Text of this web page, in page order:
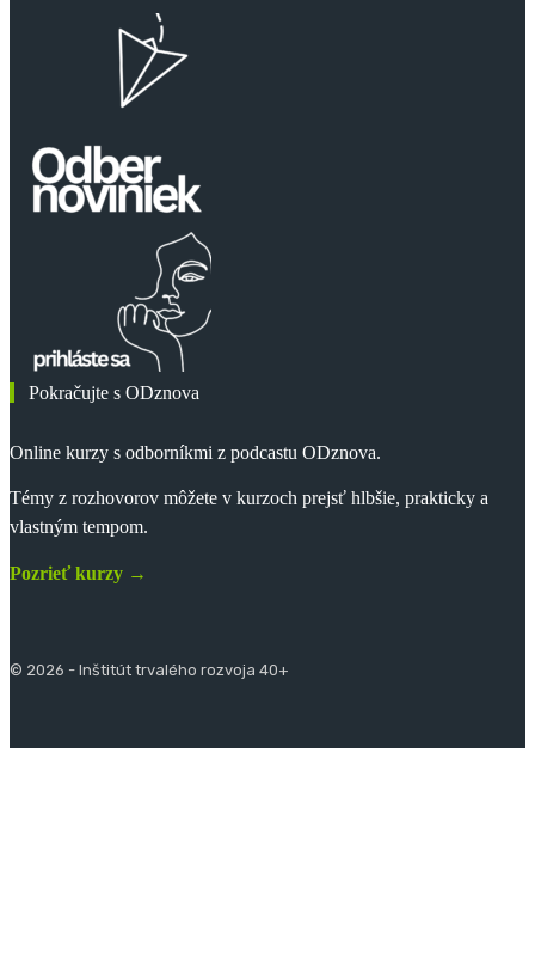
Pokračujte s ODznova
Online kurzy s odborníkmi z podcastu ODznova.
Témy z rozhovorov môžete v kurzoch prejsť hlbšie, prakticky a
vlastným tempom.
Pozrieť kurzy →
© 2026 - Inštitút trvalého rozvoja 40+